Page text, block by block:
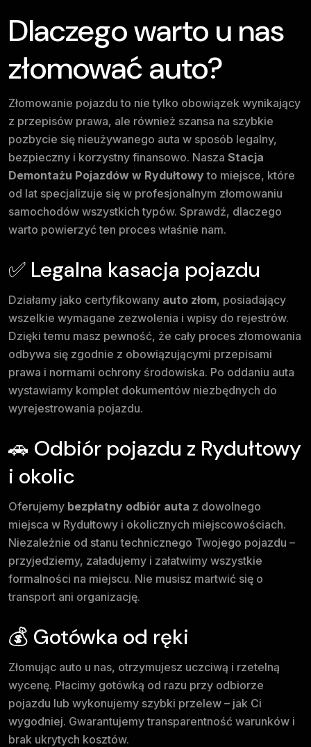
Dlaczego warto u nas
złomować auto?
Złomowanie pojazdu to nie tylko obowiązek wynikający
z przepisów prawa, ale również szansa na szybkie
pozbycie się nieużywanego auta w sposób legalny,
bezpieczny i korzystny finansowo. Nasza Stacja
Demontażu Pojazdów w Rydułtowy to miejsce, które
od lat specjalizuje się w profesjonalnym złomowaniu
samochodów wszystkich typów. Sprawdź, dlaczego
warto powierzyć ten proces właśnie nam.
✅ Legalna kasacja pojazdu
Działamy jako certyfikowany auto złom, posiadający
wszelkie wymagane zezwolenia i wpisy do rejestrów.
Dzięki temu masz pewność, że cały proces złomowania
odbywa się zgodnie z obowiązującymi przepisami
prawa i normami ochrony środowiska. Po oddaniu auta
wystawiamy komplet dokumentów niezbędnych do
wyrejestrowania pojazdu.
🚗 Odbiór pojazdu z Rydułtowy
i okolic
Oferujemy bezpłatny odbiór auta z dowolnego
miejsca w Rydułtowy i okolicznych miejscowościach.
Niezależnie od stanu technicznego Twojego pojazdu –
przyjedziemy, załadujemy i załatwimy wszystkie
formalności na miejscu. Nie musisz martwić się o
transport ani organizację.
💰 Gotówka od ręki
Złomując auto u nas, otrzymujesz uczciwą i rzetelną
wycenę. Płacimy gotówką od razu przy odbiorze
pojazdu lub wykonujemy szybki przelew – jak Ci
wygodniej. Gwarantujemy transparentność warunków i
brak ukrytych kosztów.